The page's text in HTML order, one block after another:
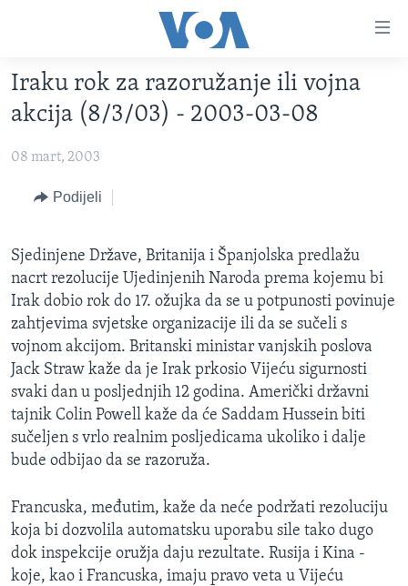
glavni
sadržaj
na
navigaciju
na
pretragu
TV PROGRAM
VIDEO
FOTOGRAFIJE DANA
VIJESTI
BOSNA I HERCEGOVINA
SVIJET
SPECIJALNI PROJEKTI
KORUPCIJA
SLOBODA MEDIJA
ŽENSKA STRANA
IZBJEGLIČKA STRANA
MAGAZIN
O GLASU AMERIKE
Learning English
PRATITE NAS
Iraku rok za razoružanje ili vojna
akcija (8/3/03) - 2003-03-08
08 mart, 2003
Podijeli
Sjedinjene Države, Britanija i Španjolska predlažu
nacrt rezolucije Ujedinjenih Naroda prema kojemu bi
Irak dobio rok do 17. ožujka da se u potpunosti povinuje
zahtjevima svjetske organizacije ili da se sučeli s
vojnom akcijom. Britanski ministar vanjskih poslova
Jack Straw kaže da je Irak prkosio Vijeću sigurnosti
svaki dan u posljednjih 12 godina. Američki državni
tajnik Colin Powell kaže da će Saddam Hussein biti
sučeljen s vrlo realnim posljedicama ukoliko i dalje
bude odbijao da se razoruža.
Francuska, međutim, kaže da neće podržati rezoluciju
koja bi dozvolila automatsku uporabu sile tako dugo
dok inspekcije oružja daju rezultate. Rusija i Kina -
koje, kao i Francuska, imaju pravo veta u Vijeću